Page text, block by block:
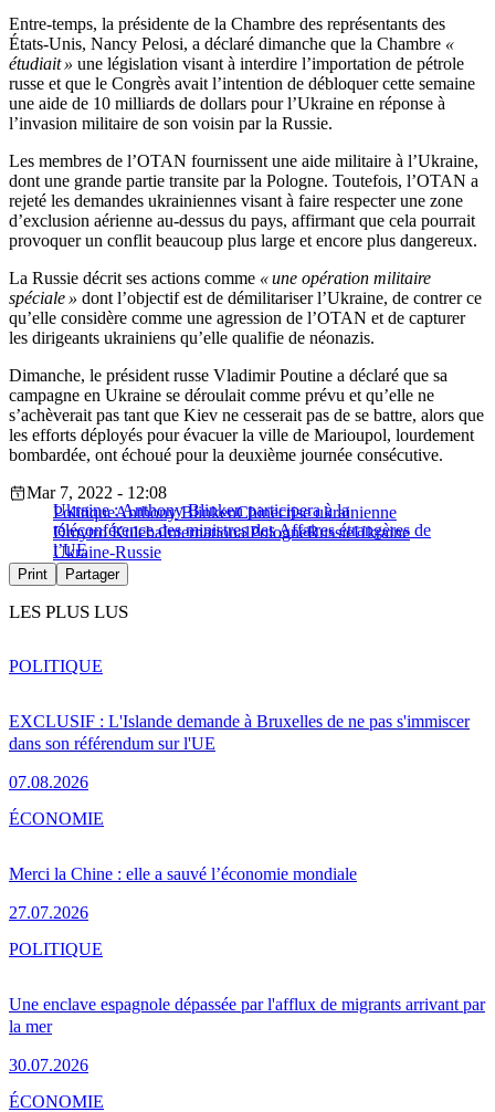
Entre-temps, la présidente de la Chambre des représentants des
États-Unis, Nancy Pelosi, a déclaré dimanche que la Chambre «
étudiait » une législation visant à interdire l’importation de pétrole
russe et que le Congrès avait l’intention de débloquer cette semaine
une aide de 10 milliards de dollars pour l’Ukraine en réponse à
l’invasion militaire de son voisin par la Russie.
Les membres de l’OTAN fournissent une aide militaire à l’Ukraine,
dont une grande partie transite par la Pologne. Toutefois, l’OTAN a
rejeté les demandes ukrainiennes visant à faire respecter une zone
d’exclusion aérienne au-dessus du pays, affirmant que cela pourrait
provoquer un conflit beaucoup plus large et encore plus dangereux.
La Russie décrit ses actions comme « une opération militaire
spéciale » dont l’objectif est de démilitariser l’Ukraine, de contrer ce
qu’elle considère comme une agression de l’OTAN et de capturer
les dirigeants ukrainiens qu’elle qualifie de néonazis.
Dimanche, le président russe Vladimir Poutine a déclaré que sa
campagne en Ukraine se déroulait comme prévu et qu’elle ne
s’achèverait pas tant que Kiev ne cesserait pas de se battre, alors que
les efforts déployés pour évacuer la ville de Marioupol, lourdement
bombardée, ont échoué pour la deuxième journée consécutive.
Ukraine : Anthony Blinken participera à la
téléconférence des ministres des Affaires étrangères de
l’UE
Mar 7, 2022 - 12:08
PolitiqueAnthony BlinkenChinecrise ukrainienne
Dmytro KulebaInternationalPologneRussieUkraine
Ukraine-Russie
Print Partager
LES PLUS LUS
EXCLUSIF : L'Islande demande à Bruxelles de ne pas s'immiscer
dans son référendum sur l'UE
07.08.2026
POLITIQUE
Merci la Chine : elle a sauvé l’économie mondiale
27.07.2026
ÉCONOMIE
Une enclave espagnole dépassée par l'afflux de migrants arrivant par
la mer
30.07.2026
POLITIQUE
ÉCONOMIE